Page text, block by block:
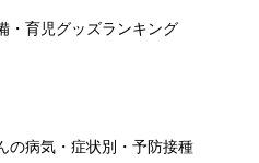
・育児グッズランキング
の病気・症状別・予防接種